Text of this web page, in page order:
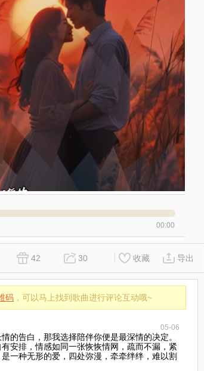
00:00
42 30 收藏 导出
码 ，可以马上找到歌曲进行评论互动哦~
05-06
的告白，那我选择陪伴你便是最深情的决定。
安排，情感如同一张恢恢情网，疏而不漏，紧
一种无形的爱，四处弥漫，牵牵绊绊，难以割